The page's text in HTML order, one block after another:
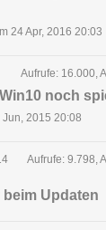
24 Apr, 2016 20:03
Aufrufe: 16.000,
noch
Jun, 2015 20:08
Aufrufe: 9.798,
beim Updaten